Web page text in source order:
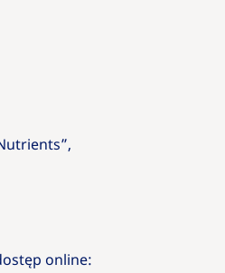
online: